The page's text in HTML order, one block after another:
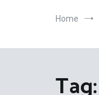
Home
Tag: